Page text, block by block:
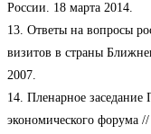
России. 18 марта 2014.
13. Ответы на вопросы
визитов в страны
2007.
14. Пленарное заседание
экономического форума